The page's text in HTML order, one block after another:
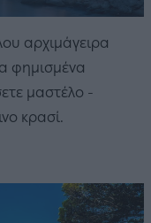
αρχιμάγειρα
φημισμένα
μαστέλο -
κρασί.